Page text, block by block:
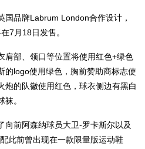
国品牌Labrum London合作设计，
7月18日发售。
肩部、领口等位置将使用红色+绿色
的logo使用绿色，胸前赞助商标志使
炮的队徽使用红色，球衣侧边有黑白
。
向前阿森纳球员大卫-罗卡斯尔以及
此前曾出现在一款限量版运动鞋